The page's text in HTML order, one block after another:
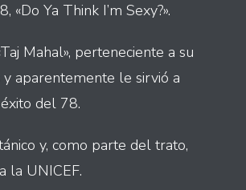
Ya Think I’m Sexy?».
Mahal», perteneciente a su
y aparentemente le sirvió a
del 78.
y, como parte del trato,
la UNICEF.